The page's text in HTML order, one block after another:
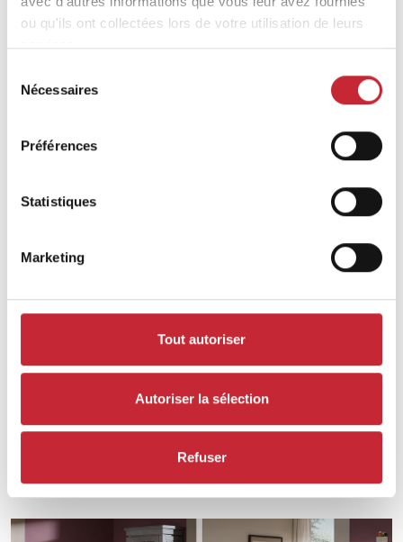
ou qu'ils ont collectées lors de votre utilisation de leurs
services.
Nécessaires
Préférences
Statistiques
Marketing
Tout autoriser
Autoriser la sélection
Refuser
Monaco
Montreal
Montreal